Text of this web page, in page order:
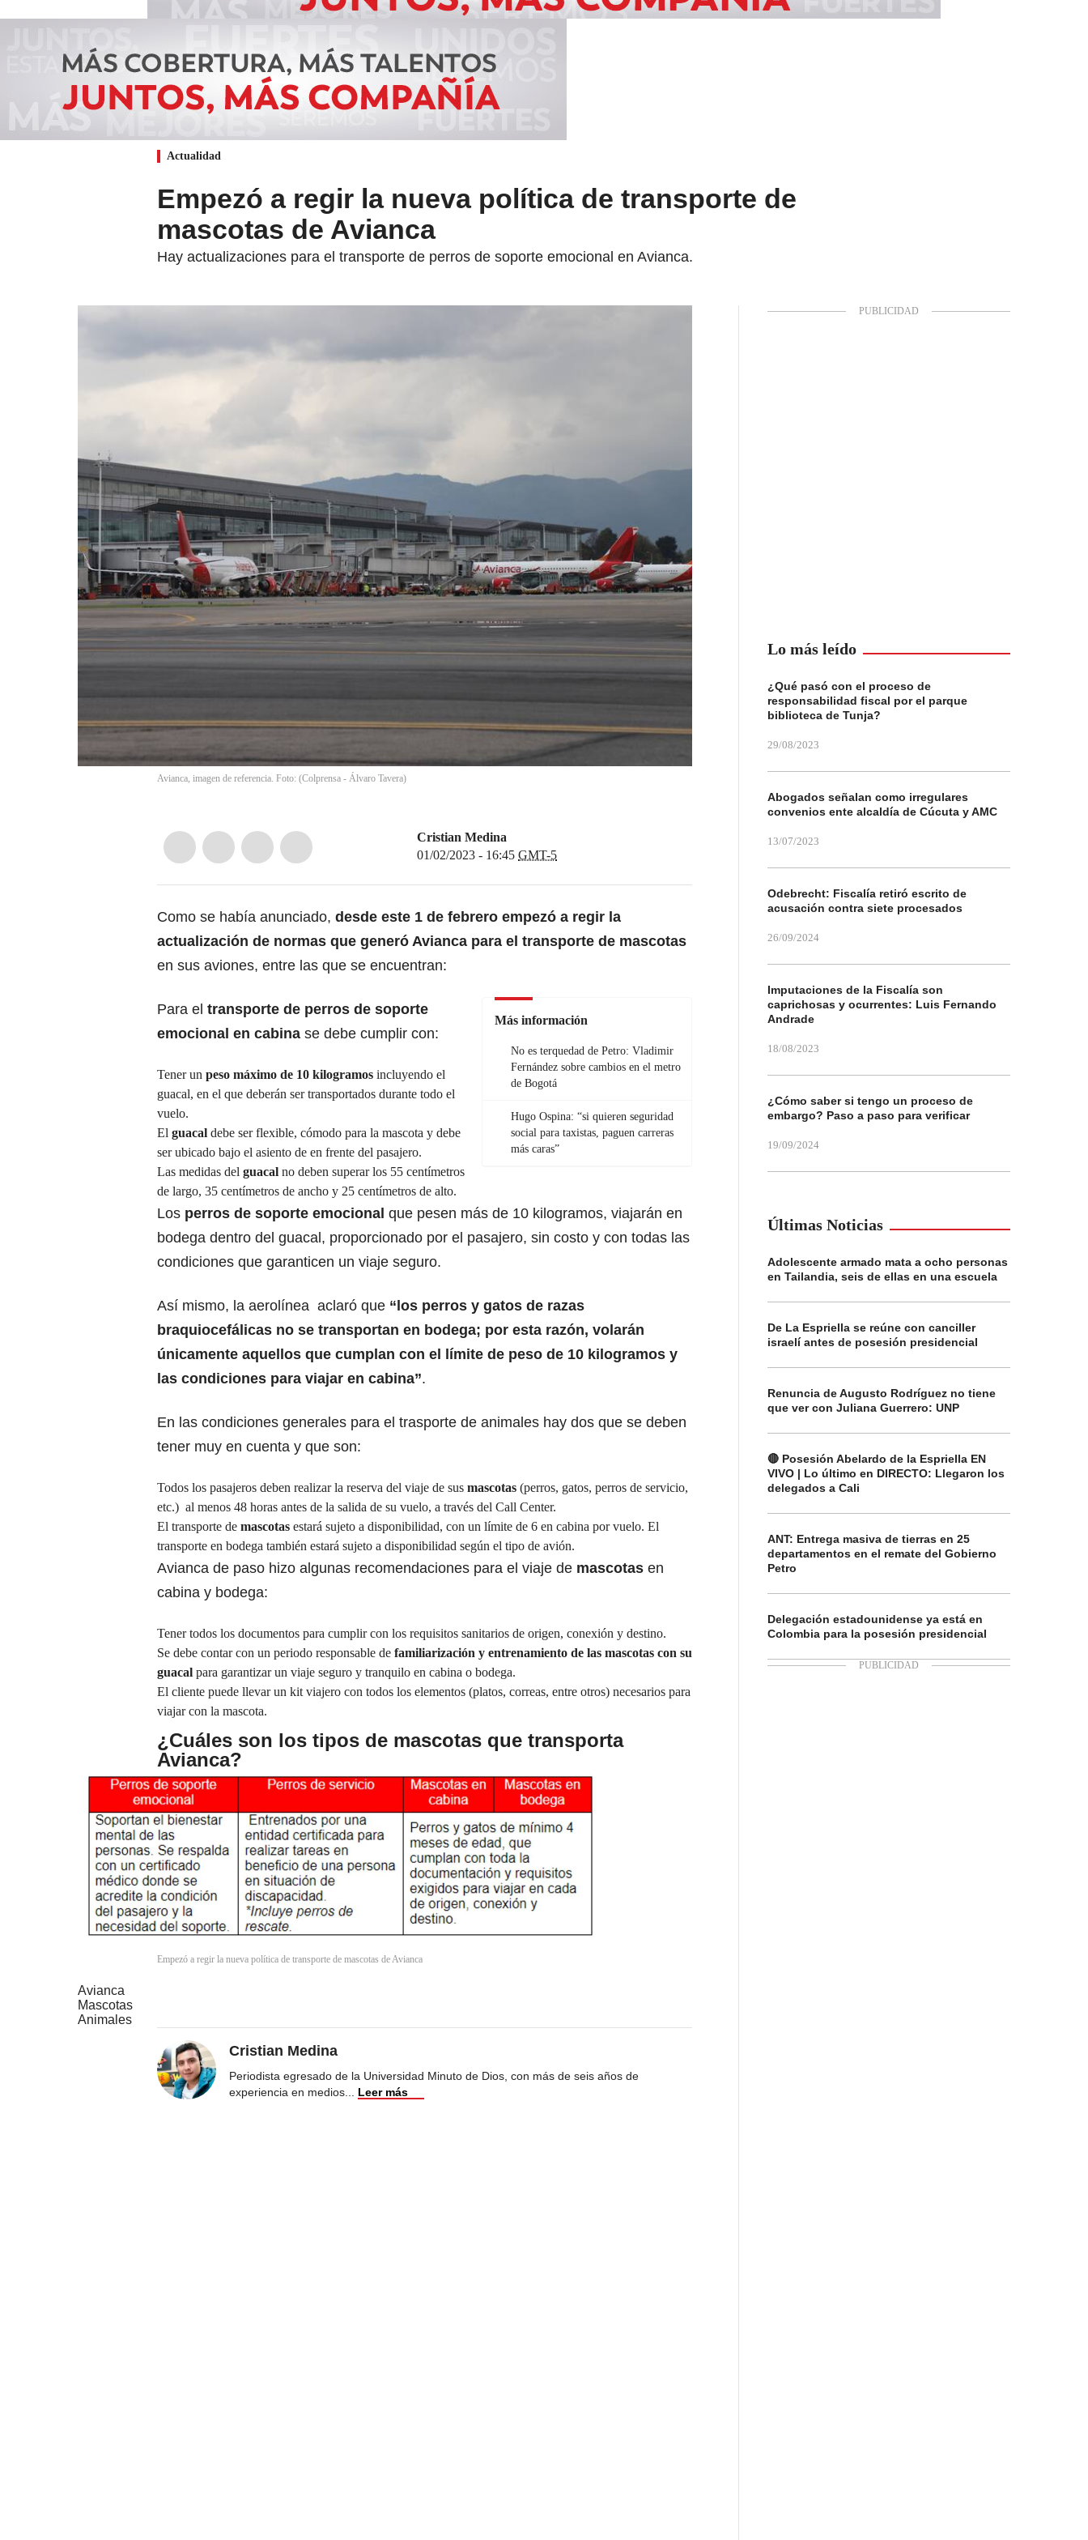
Actualidad
Empezó a regir la nueva política de transporte de
mascotas de Avianca
Hay actualizaciones para el transporte de perros de soporte emocional en Avianca.
Avianca, imagen de referencia. Foto: (Colprensa - Álvaro Tavera)
Cristian Medina
01/02/2023 - 16:45 GMT-5
Como se había anunciado, desde este 1 de febrero empezó a regir la
actualización de normas que generó Avianca para el transporte de mascotas
en sus aviones, entre las que se encuentran:
Más información
No es terquedad de Petro: Vladimir
Fernández sobre cambios en el metro
de Bogotá
Hugo Ospina: “si quieren seguridad
social para taxistas, paguen carreras
más caras”
Para el transporte de perros de soporte
emocional en cabina se debe cumplir con:
Tener un peso máximo de 10 kilogramos incluyendo el
guacal, en el que deberán ser transportados durante todo el
vuelo.
El guacal debe ser flexible, cómodo para la mascota y debe
ser ubicado bajo el asiento de en frente del pasajero.
Las medidas del guacal no deben superar los 55 centímetros
de largo, 35 centímetros de ancho y 25 centímetros de alto.
Los perros de soporte emocional que pesen más de 10 kilogramos, viajarán en
bodega dentro del guacal, proporcionado por el pasajero, sin costo y con todas las
condiciones que garanticen un viaje seguro.
Así mismo, la aerolínea aclaró que “los perros y gatos de razas
braquiocefálicas no se transportan en bodega; por esta razón, volarán
únicamente aquellos que cumplan con el límite de peso de 10 kilogramos y
las condiciones para viajar en cabina”.
En las condiciones generales para el trasporte de animales hay dos que se deben
tener muy en cuenta y que son:
Todos los pasajeros deben realizar la reserva del viaje de sus mascotas (perros, gatos, perros de servicio,
etc.) al menos 48 horas antes de la salida de su vuelo, a través del Call Center.
El transporte de mascotas estará sujeto a disponibilidad, con un límite de 6 en cabina por vuelo. El
transporte en bodega también estará sujeto a disponibilidad según el tipo de avión.
Avianca de paso hizo algunas recomendaciones para el viaje de mascotas en
cabina y bodega:
Tener todos los documentos para cumplir con los requisitos sanitarios de origen, conexión y destino.
Se debe contar con un periodo responsable de familiarización y entrenamiento de las mascotas con su
guacal para garantizar un viaje seguro y tranquilo en cabina o bodega.
El cliente puede llevar un kit viajero con todos los elementos (platos, correas, entre otros) necesarios para
viajar con la mascota.
¿Cuáles son los tipos de mascotas que transporta
Avianca?
Empezó a regir la nueva política de transporte de mascotas de Avianca
Avianca
Mascotas
Animales
Cristian Medina
Periodista egresado de la Universidad Minuto de Dios, con más de seis años de
experiencia en medios
Leer más
Lo más leído
¿Qué pasó con el proceso de
responsabilidad fiscal por el parque
biblioteca de Tunja?
29/08/2023
Abogados señalan como irregulares
convenios ente alcaldía de Cúcuta y AMC
13/07/2023
Odebrecht: Fiscalía retiró escrito de
acusación contra siete procesados
26/09/2024
Imputaciones de la Fiscalía son
caprichosas y ocurrentes: Luis Fernando
Andrade
18/08/2023
¿Cómo saber si tengo un proceso de
embargo? Paso a paso para verificar
19/09/2024
Últimas Noticias
Adolescente armado mata a ocho personas
en Tailandia, seis de ellas en una escuela
De La Espriella se reúne con canciller
israelí antes de posesión presidencial
Renuncia de Augusto Rodríguez no tiene
que ver con Juliana Guerrero: UNP
🔴 Posesión Abelardo de la Espriella EN
VIVO | Lo último en DIRECTO: Llegaron los
delegados a Cali
ANT: Entrega masiva de tierras en 25
departamentos en el remate del Gobierno
Petro
Delegación estadounidense ya está en
Colombia para la posesión presidencial